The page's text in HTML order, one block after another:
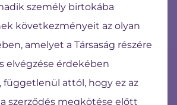
személy birtokába
következményeit az olyan
amelyet a Társaság részére
elvégzése érdekében
függetlenül attól, hogy ez az
szerződés megkötése előtt